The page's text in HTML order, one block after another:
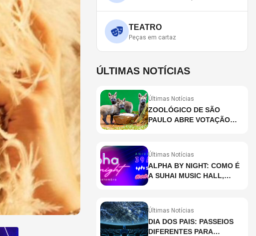
TEATRO
Peças em cartaz
ÚLTIMAS NOTÍCIAS
Últimas Notícias
ZOOLÓGICO DE SÃO
PAULO ABRE VOTAÇÃO
GUARÁ
Últimas Notícias
ALPHA BY NIGHT: COMO É
A SUHAI MUSIC HALL,
PAULO?
Últimas Notícias
DIA DOS PAIS: PASSEIOS
DIFERENTES PARA